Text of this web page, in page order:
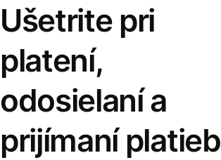
Ušetrite pri
platení,
odosielaní a
prijímaní platieb